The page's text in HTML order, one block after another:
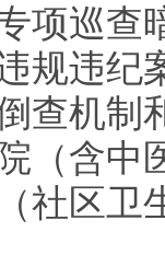
项巡查
规违纪
查机制
（含中
社区卫